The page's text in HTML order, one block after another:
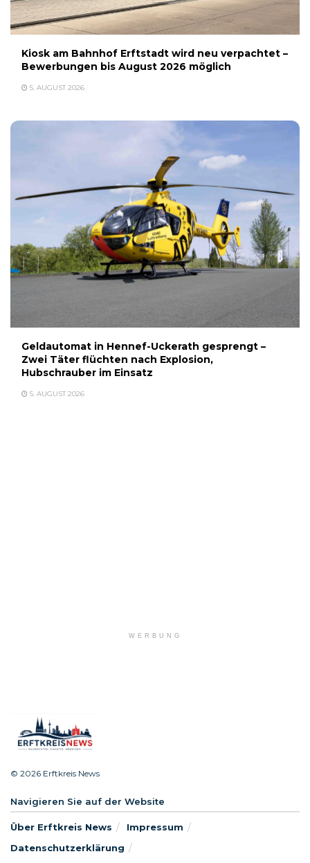
Kiosk am Bahnhof Erftstadt wird neu verpachtet –
Bewerbungen bis August 2026 möglich
5. AUGUST 2026
Geldautomat in Hennef-Uckerath gesprengt –
Zwei Täter flüchten nach Explosion,
Hubschrauber im Einsatz
5. AUGUST 2026
WERBUNG
© 2026 Erftkreis News
Navigieren Sie auf der Website
Über Erftkreis News
Impressum
Datenschutzerklärung